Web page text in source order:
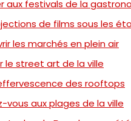
aux festivals de la
de films sous les
les marchés en plein air
le street art de la ville
des rooftops
vous aux plages de la ville